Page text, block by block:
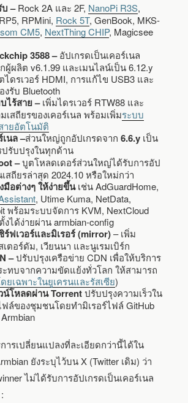
–Rock 2A และ 2F, NanoPi R3S,
RPMini, Rock 5T, GenBook, MKS-
CM5, NextThing CHIP, Magicsee
3588 –อัปเกรดเป็นเคอร์เนล
ผู้ผลิต v6.1.99 และเมนไลน์เป็น 6.12.y
ไดรเวอร์ HDMI, การแก้ไข USB3 และ
งรับ Bluetooth
ไร้สาย –เพิ่มไดรเวอร์ RTW88 และ
สถียรของเคอร์เนล พร้อมเพิ่มระบบ
ายอัตโนมัติ
นล –ส่วนใหญ่ถูกอัปเกรดจาก 6.6.y เป็น
รับปรุงในทุกด้าน
–บูตโหลดเดอร์ส่วนใหญ่ได้รับการอัป
เสถียรล่าสุด 2024.10 หรือใหม่กว่า
มือต่างๆ ให้ง่ายขึ้นเช่น AdGuardHome,
, Utime Kuma, NetData,
พร้อมระบบจัดการ KVM, NextCloud
ได้ง่ายผ่าน armbian-config
ร์ฟเวอร์และมิเรอร์ (mirror)– เพิ่ม
เตอร์ดัม, เวียนนา และนูเรมเบิร์ก
–ปรับปรุงเครือข่าย CDN เพื่อให้บริการ
ทบจากความขัดแย้งทั่วโลก ให้สามารถ
ยเฉพาะในยูเครนและรัสเซีย)
น์โหลดผ่าน Torrentปรับปรุงความเร็วใน
ล์ของชุมชนโดยทำมิเรอร์ไฟล์ GitHub
ารเปลี่ยนแปลงที่ละเอียดกว่านี้ได้ใน
ยังระบุไว้บน X (Twitter เดิม) ว่า
ไม่ได้รับการอัปเกรดเป็นเคอร์เนล